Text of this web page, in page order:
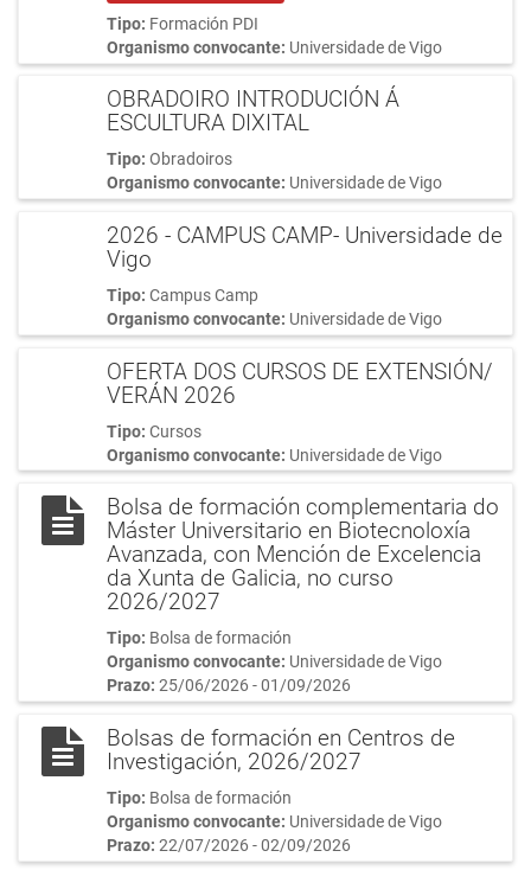
Tipo: Formación PDI
Organismo convocante: Universidade de Vigo
OBRADOIRO INTRODUCIÓN Á
ESCULTURA DIXITAL
Tipo: Obradoiros
Organismo convocante: Universidade de Vigo
2026 - CAMPUS CAMP- Universidade de
Vigo
Tipo: Campus Camp
Organismo convocante: Universidade de Vigo
OFERTA DOS CURSOS DE EXTENSIÓN/
VERÁN 2026
Tipo: Cursos
Organismo convocante: Universidade de Vigo
Bolsa de formación complementaria do
Máster Universitario en Biotecnoloxía
Avanzada, con Mención de Excelencia
da Xunta de Galicia, no curso
2026/2027
Tipo: Bolsa de formación
Organismo convocante: Universidade de Vigo
Prazo: 25/06/2026 - 01/09/2026
Bolsas de formación en Centros de
Investigación, 2026/2027
Tipo: Bolsa de formación
Organismo convocante: Universidade de Vigo
Prazo: 22/07/2026 - 02/09/2026